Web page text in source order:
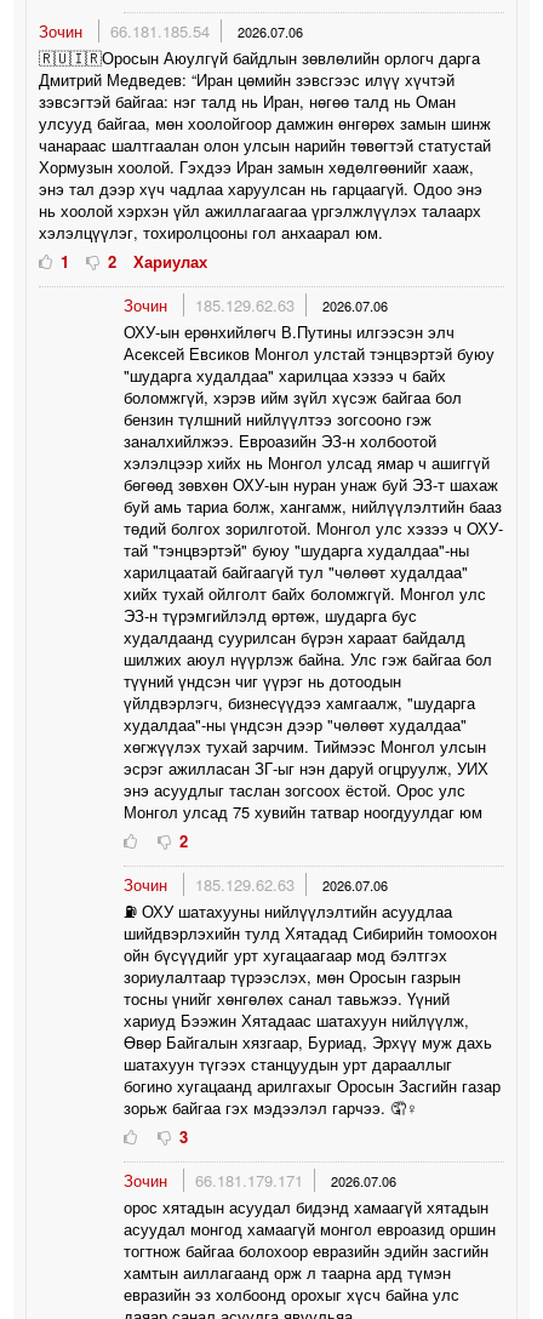
Зочин
66.181.185.54 2026.07.06
🇷🇺🇮🇷Оросын Аюулгүй байдлын зөвлөлийн орлогч дарга
Дмитрий Медведев: “Иран цөмийн зэвсгээс илүү хүчтэй
зэвсэгтэй байгаа: нэг талд нь Иран, нөгөө талд нь Оман
улсууд байгаа, мөн хоолойгоор дамжин өнгөрөх замын шинж
чанараас шалтгаалан олон улсын нарийн төвөгтэй статустай
Хормузын хоолой. Гэхдээ Иран замын хөдөлгөөнийг хааж,
энэ тал дээр хүч чадлаа харуулсан нь гарцаагүй. Одоо энэ
нь хоолой хэрхэн үйл ажиллагаагаа үргэлжлүүлэх талаарх
хэлэлцүүлэг, тохиролцооны гол анхаарал юм.
1
2
Хариулах
Зочин
185.129.62.63 2026.07.06
ОХУ-ын ерөнхийлөгч В.Путины илгээсэн элч
Асексей Евсиков Монгол улстай тэнцвэртэй буюу
"шударга худалдаа" харилцаа хэзээ ч байх
боломжгүй, хэрэв ийм зүйл хүсэж байгаа бол
бензин түлшний нийлүүлтээ зогсооно гэж
заналхийлжээ. Евроазийн ЭЗ-н холбоотой
хэлэлцээр хийх нь Монгол улсад ямар ч ашиггүй
бөгөөд зөвхөн ОХУ-ын нуран унаж буй ЭЗ-т шахаж
буй амь тариа болж, хангамж, нийлүүлэлтийн бааз
төдий болгох зорилготой. Монгол улс хэзээ ч ОХУ-
тай "тэнцвэртэй" буюу "шударга худалдаа"-ны
харилцаатай байгаагүй тул "чөлөөт худалдаа"
хийх тухай ойлголт байх боломжгүй. Монгол улс
ЭЗ-н түрэмгийлэлд өртөж, шударга бус
худалдаанд суурилсан бүрэн хараат байдалд
шилжих аюул нүүрлэж байна. Улс гэж байгаа бол
түүний үндсэн чиг үүрэг нь дотоодын
үйлдвэрлэгч, бизнесүүдээ хамгаалж, "шударга
худалдаа"-ны үндсэн дээр "чөлөөт худалдаа"
хөгжүүлэх тухай зарчим. Тиймээс Монгол улсын
эсрэг ажилласан ЗГ-ыг нэн даруй огцруулж, УИХ
энэ асуудлыг таслан зогсоох ёстой. Орос улс
Монгол улсад 75 хувийн татвар ноогдуулдаг юм
2
Зочин
185.129.62.63 2026.07.06
⛽️ ОХУ шатахууны нийлүүлэлтийн асуудлаа
шийдвэрлэхийн тулд Хятадад Сибирийн томоохон
ойн бүсүүдийг урт хугацаагаар мод бэлтгэх
зориулалтаар түрээслэх, мөн Оросын газрын
тосны үнийг хөнгөлөх санал тавьжээ. Үүний
хариуд Бээжин Хятадаас шатахуун нийлүүлж,
Өвөр Байгалын хязгаар, Буриад, Эрхүү муж дахь
шатахуун түгээх станцуудын урт дарааллыг
богино хугацаанд арилгахыг Оросын Засгийн газар
зорьж байгаа гэх мэдээлэл гарчээ. 🤦♀️
3
Зочин
66.181.179.171 2026.07.06
орос хятадын асуудал бидэнд хамаагүй хятадын
асуудал монгод хамаагүй монгол евроазид оршин
тогтнож байгаа болохоор евразийн эдийн засгийн
хамтын аиллагаанд орж л таарна ард түмэн
евразийн эз холбоонд орохыг хүсч байна улс